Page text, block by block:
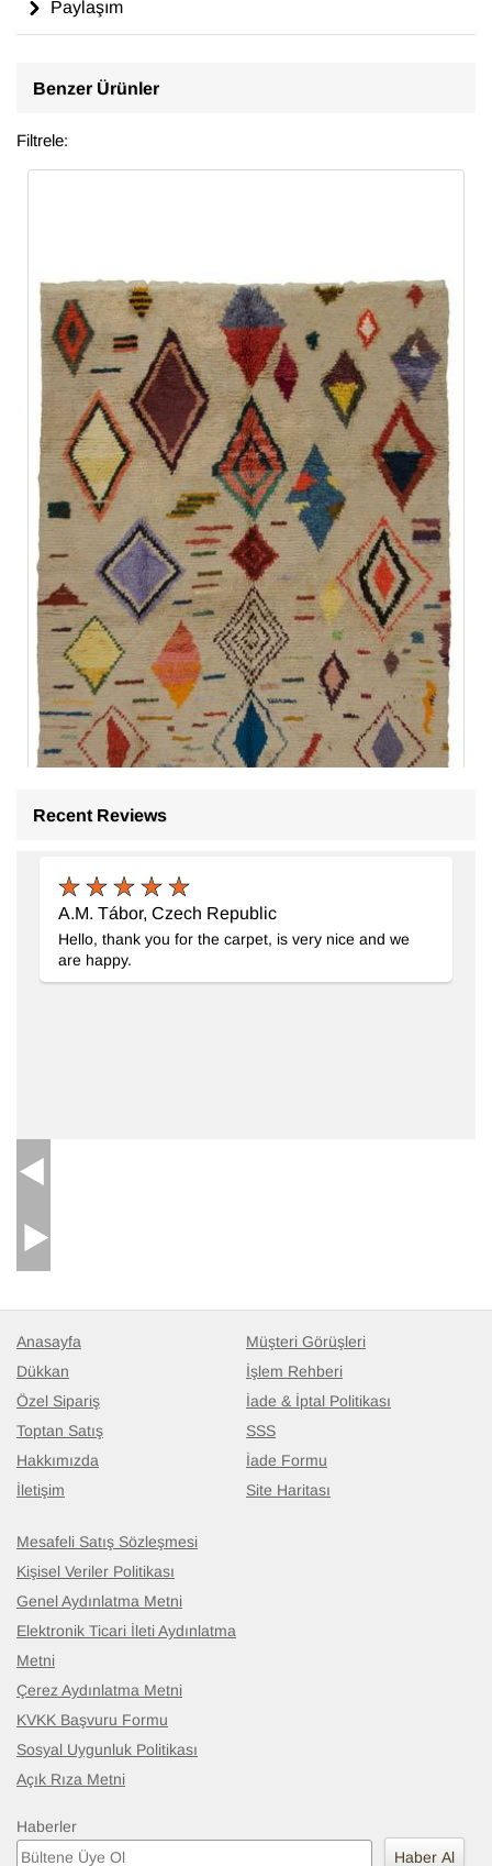
Paylaşım
Benzer Ürünler
Filtrele:
Çok Renkli Yeni Fas Stili El Dokuma Tülü - K0033206
Recent Reviews
A.M. Tábor, Czech Republic
Hello, thank you for the carpet, is very nice and we
are happy.
Anasayfa
Dükkan
Özel Sipariş
Toptan Satış
Hakkımızda
İletişim
Müşteri Görüşleri
İşlem Rehberi
İade & İptal Politikası
SSS
İade Formu
Site Haritası
Mesafeli Satış Sözleşmesi
Kişisel Veriler Politikası
Genel Aydınlatma Metni
Elektronik Ticari İleti Aydınlatma
Metni
Çerez Aydınlatma Metni
KVKK Başvuru Formu
Sosyal Uygunluk Politikası
Açık Rıza Metni
Haberler
Haber Al